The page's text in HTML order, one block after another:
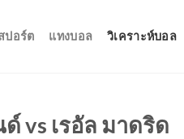
ปอร์ต แทงบอล วิเคราะห์บอล
vs เรอัล มาดริด